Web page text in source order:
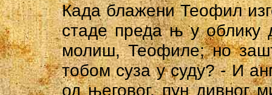
Када блажени Теофил
стаде преда њ у облику
молиш, Теофиле; но
тобом суза у суду? - И
од његовог, пун дивног